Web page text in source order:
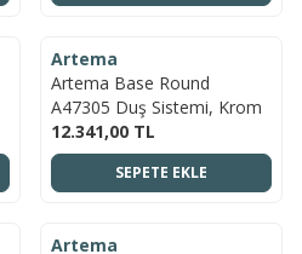
YENI
ÜCRETSIZ KARGO
Artema
Artema Base Round
A47305 Duş Sistemi, Krom
12.341,00 TL
SEPETE EKLE
YENI
ÜCRETSIZ KARGO
Artema